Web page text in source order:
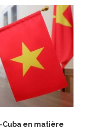
en matière